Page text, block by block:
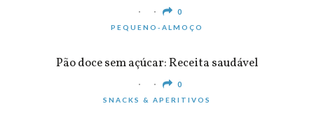
0
PEQUENO-ALMOÇO
Pão doce sem açúcar: Receita saudável
0
SNACKS & APERITIVOS